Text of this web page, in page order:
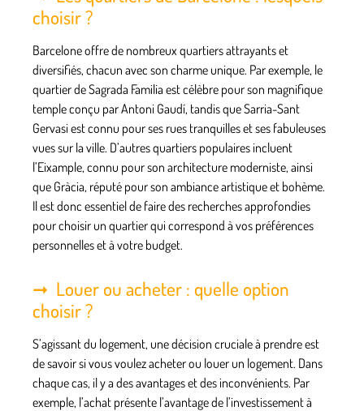
choisir ?
Barcelone offre de nombreux quartiers attrayants et
diversifiés, chacun avec son charme unique. Par exemple, le
quartier de Sagrada Familia est célèbre pour son magnifique
temple conçu par Antoni Gaudí, tandis que Sarria-Sant
Gervasi est connu pour ses rues tranquilles et ses fabuleuses
vues sur la ville. D’autres quartiers populaires incluent
l’Eixample, connu pour son architecture moderniste, ainsi
que Gràcia, réputé pour son ambiance artistique et bohème.
Il est donc essentiel de faire des recherches approfondies
pour choisir un quartier qui correspond à vos préférences
personnelles et à votre budget.
Louer ou acheter : quelle option
choisir ?
S’agissant du logement, une décision cruciale à prendre est
de savoir si vous voulez acheter ou louer un logement. Dans
chaque cas, il y a des avantages et des inconvénients. Par
exemple, l’achat présente l’avantage de l’investissement à